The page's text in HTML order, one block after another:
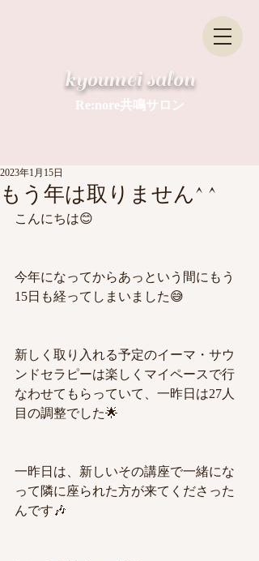
​kyoumei salon
Re:nore共鳴サロン
もう年は取りません^ ^
2023年1月15日
こんにちは😊
今年になってからあっという間にもう
15日も経ってしまいました😅
新しく取り入れる予定のイーマ・サウ
ンドセラピーは楽しくマイペースで行
なわせてもらっていて、一昨日は27人
目の調整でした🌟
一昨日は、新しいその講座で一緒にな
って隣に座られた方が来てくださった
んです🎶